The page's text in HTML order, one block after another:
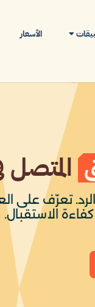
الأسعار
تعرّف على
الاستقبال.